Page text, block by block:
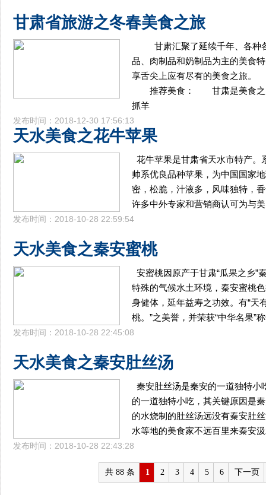
甘肃省旅游之冬春美食之旅
甘肃汇聚了延续千年、各种
品、肉制品和奶制品为主的美食
享舌尖上应有尽有的美食之旅。
推荐美食： 甘肃是美食之乡
抓羊
发布时间：2018-12-30 17:56:13
天水美食之花牛苹果
花牛苹果是甘肃省天水市特产。
帅系优良品种苹果，为中国国家
密，松脆，汁液多，风味独特，
许多中外专家和营销商认可为与
发布时间：2018-10-28 22:59:54
天水美食之秦安蜜桃
安蜜桃因原产于甘肃“瓜果之乡”
特殊的气候水土环境，秦安蜜桃
身健体，延年益寿之功效。有“天
桃。”之美誉，并荣获“中华名果”
发布时间：2018-10-28 22:45:08
天水美食之秦安肚丝汤
秦安肚丝汤是秦安的一道独特小
的一道独特小吃，其关键原因是
的水烧制的肚丝汤远没有秦安肚
水等地的美食家不远百里来秦安
发布时间：2018-10-28 22:43:28
共 88 条 1 2 3 4 5 6 下一页